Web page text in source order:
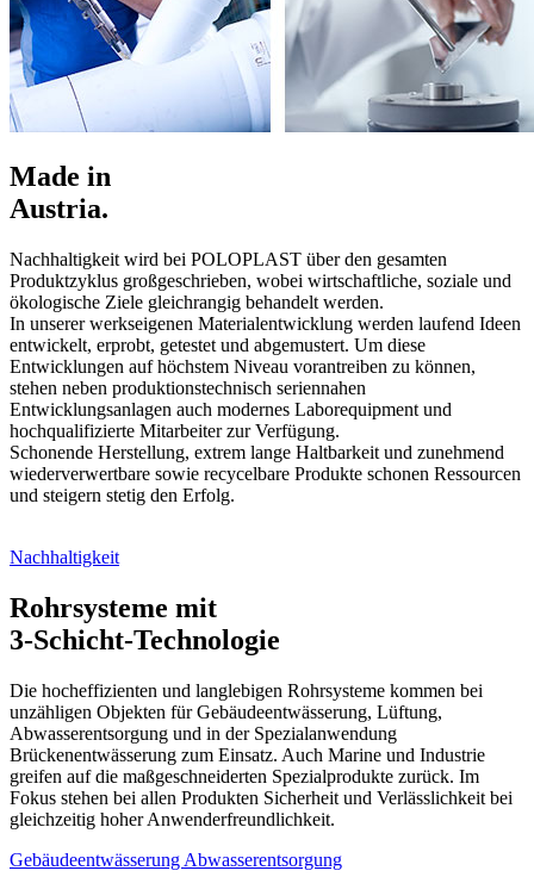
Made in
Austria.
Nachhaltigkeit wird bei POLOPLAST über den gesamten
Produktzyklus großgeschrieben, wobei wirtschaftliche, soziale und
ökologische Ziele gleichrangig behandelt werden.
In unserer werkseigenen Materialentwicklung werden laufend Ideen
entwickelt, erprobt, getestet und abgemustert. Um diese
Entwicklungen auf höchstem Niveau vorantreiben zu können,
stehen neben produktionstechnisch seriennahen
Entwicklungsanlagen auch modernes Laborequipment und
hochqualifizierte Mitarbeiter zur Verfügung.
Schonende Herstellung, extrem lange Haltbarkeit und zunehmend
wiederverwertbare sowie recycelbare Produkte schonen Ressourcen
und steigern stetig den Erfolg.
Nachhaltigkeit
Rohrsysteme mit
3-Schicht-Technologie
Die hocheffizienten und langlebigen Rohrsysteme kommen bei
unzähligen Objekten für Gebäudeentwässerung, Lüftung,
Abwasserentsorgung und in der Spezialanwendung
Brückenentwässerung zum Einsatz. Auch Marine und Industrie
greifen auf die maßgeschneiderten Spezialprodukte zurück. Im
Fokus stehen bei allen Produkten Sicherheit und Verlässlichkeit bei
gleichzeitig hoher Anwenderfreundlichkeit.
Gebäudeentwässerung Abwasserentsorgung